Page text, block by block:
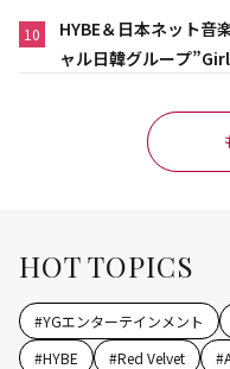
10
HYBE＆日本ネット音
ャル日韓グループ
HOT TOPICS
#YGエンターテインメント
#HYBE #Red Velvet #